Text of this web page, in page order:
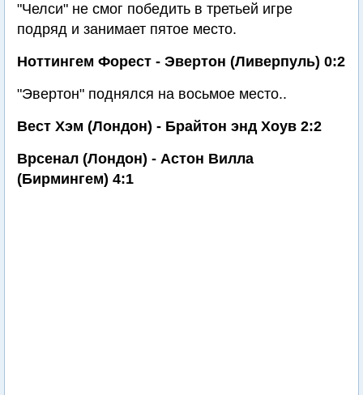
"Челси" не смог победить в третьей игре
подряд и занимает пятое место.
Ноттингем Форест - Эвертон (Ливерпуль) 0:2
"Эвертон" поднялся на восьмое место..
Вест Хэм (Лондон) - Брайтон энд Хоув 2:2
Врсенал (Лондон) - Астон Вилла
(Бирмингем) 4:1